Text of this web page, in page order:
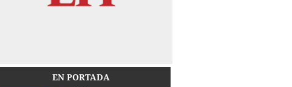
EN PORTADA